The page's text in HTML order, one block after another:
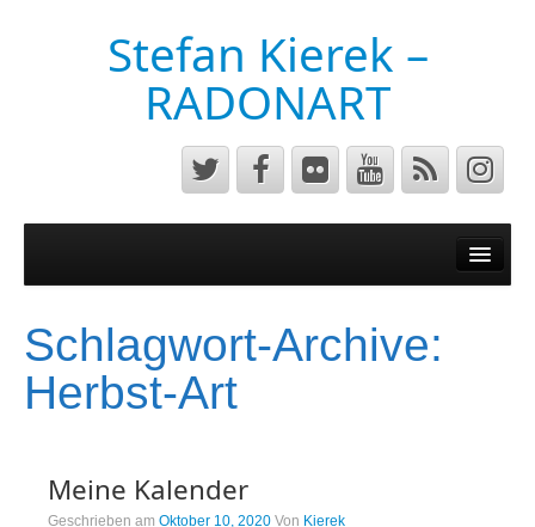
Stefan Kierek –
RADONART
Musik&Art
Surreal
Luftaufnahmen
Schlagwort-Archive:
Herbst-Art
Meine Kalender
Geschrieben am Oktober 10, 2020 Von Kierek